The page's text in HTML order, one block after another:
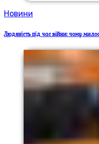
Новини
Людяність під час війни: чому